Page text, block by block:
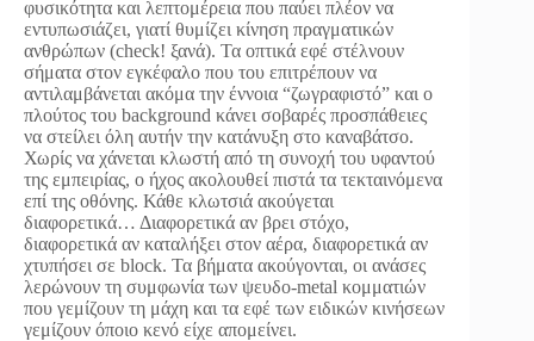
φυσικότητα και λεπτομέρεια που παύει πλέον να
εντυπωσιάζει, γιατί θυμίζει κίνηση πραγματικών
ανθρώπων (check! ξανά). Τα οπτικά εφέ στέλνουν
σήματα στον εγκέφαλο που του επιτρέπουν να
αντιλαμβάνεται ακόμα την έννοια “ζωγραφιστό” και ο
πλούτος του background κάνει σοβαρές προσπάθειες
να στείλει όλη αυτήν την κατάνυξη στο καναβάτσο.
Χωρίς να χάνεται κλωστή από τη συνοχή του υφαντού
της εμπειρίας, ο ήχος ακολουθεί πιστά τα τεκταινόμενα
επί της οθόνης. Κάθε κλωτσιά ακούγεται
διαφορετικά… Διαφορετικά αν βρει στόχο,
διαφορετικά αν καταλήξει στον αέρα, διαφορετικά αν
χτυπήσει σε block. Τα βήματα ακούγονται, οι ανάσες
λερώνουν τη συμφωνία των ψευδο-metal κομματιών
που γεμίζουν τη μάχη και τα εφέ των ειδικών κινήσεων
γεμίζουν όποιο κενό είχε απομείνει.